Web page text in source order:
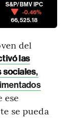
S&P/BMV IPC
-0.46%
66,525.18
del
las
sociales,
ese
se pueda